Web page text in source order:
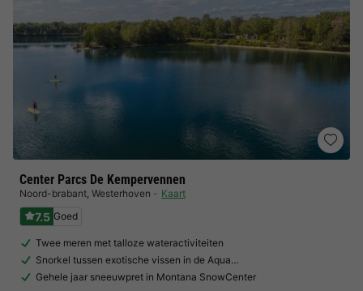
Center Parcs De Kempervennen
Noord-brabant, Westerhoven Kaart
7.5 Goed
Twee meren met talloze wateractiviteiten
Snorkel tussen exotische vissen in de Aqua…
Gehele jaar sneeuwpret in Montana SnowCenter